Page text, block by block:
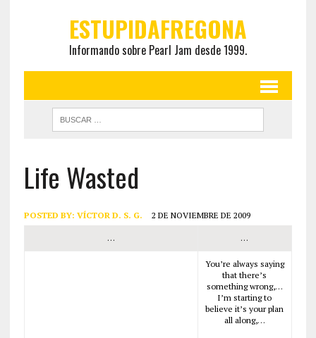
ESTUPIDAFREGONA
Informando sobre Pearl Jam desde 1999.
Life Wasted
POSTED BY: VÍCTOR D. S. G. 2 DE NOVIEMBRE DE 2009
… …
You’re always saying
that there’s
something wrong,…
I’m starting to
believe it’s your plan
all along,…